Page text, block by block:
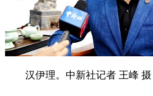
汉伊理。中新社记者 王峰 摄